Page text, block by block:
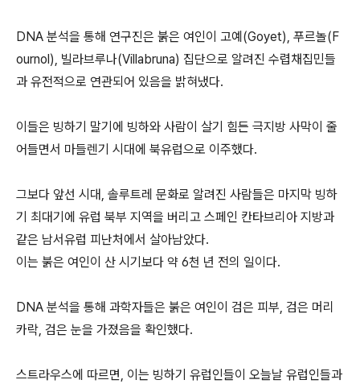
DNA 분석을 통해 연구진은 붉은 여인이 고예(Goyet), 푸르놀(F
ournol), 빌라브루나(Villabruna) 집단으로 알려진 수렵채집민들
과 유전적으로 연관되어 있음을 밝혀냈다.
이들은 빙하기 말기에 빙하와 사람이 살기 힘든 극지방 사막이 줄
어들면서 마들렌기 시대에 북유럽으로 이주했다.
그보다 앞선 시대, 솔루트레 문화로 알려진 사람들은 마지막 빙하
기 최대기에 유럽 북부 지역을 버리고 스페인 칸타브리아 지방과
같은 남서유럽 피난처에서 살아남았다.
이는 붉은 여인이 산 시기보다 약 6천 년 전의 일이다.
DNA 분석을 통해 과학자들은 붉은 여인이 검은 피부, 검은 머리
카락, 검은 눈을 가졌음을 확인했다.
스트라우스에 따르면, 이는 빙하기 유럽인들이 오늘날 유럽인들과